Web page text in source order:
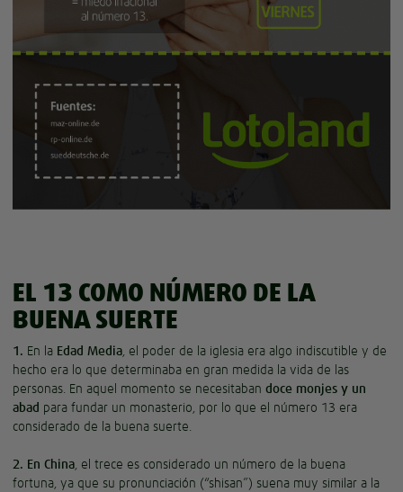
EL 13 COMO NÚMERO DE LA
BUENA SUERTE
1. En la Edad Media, el poder de la iglesia era algo indiscutible y de
hecho era lo que determinaba en gran medida la vida de las
personas. En aquel momento se necesitaban doce monjes y un
abad para fundar un monasterio, por lo que el número 13 era
considerado de la buena suerte.
2. En China, el trece es considerado un número de la buena
fortuna, ya que su pronunciación (“shisan”) suena muy similar a la